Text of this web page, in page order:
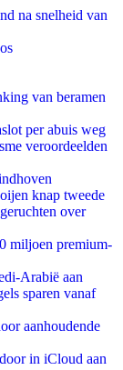
na snelheid van
van beramen
per abuis weg
veroordeelden
knap tweede
over
miljoen premium-
Arabië aan
sparen vanaf
aanhoudende
in iCloud aan